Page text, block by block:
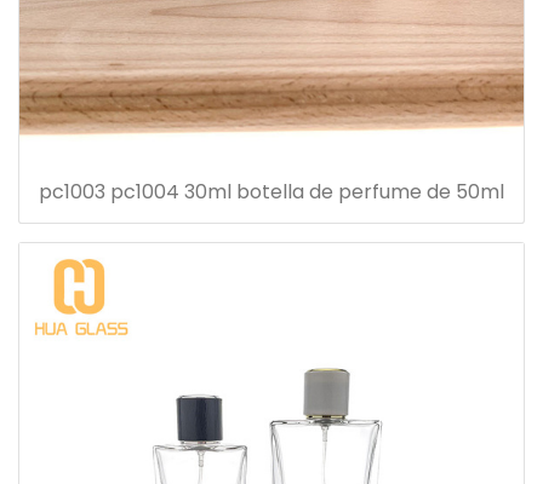
pc1003 pc1004 30ml botella de perfume de 50ml